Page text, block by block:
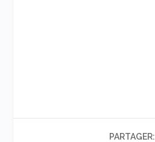
PARTAGER: